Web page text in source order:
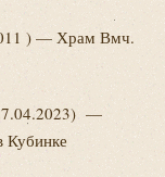
) — Храм Вмч.
—
Кубинке